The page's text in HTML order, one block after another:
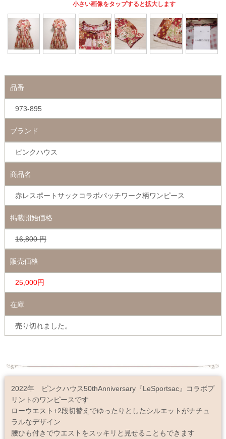
小さい画像をタップすると拡大します
品番
973-895
ブランド
ピンクハウス
商品名
赤レスポートサックコラボパッチワーク柄ワンピース
掲載開始価格
16,800 円
販売価格
25,000円
在庫
売り切れました。
2022年 ピンクハウス50thAnniversary『LeSportsac』コラボプ
リントのワンピースです
ローウエスト+2段切替えでゆったりとしたシルエットがナチュ
ラルなデザイン
腰ひも付きでウエストをスッキリと見せることもできます